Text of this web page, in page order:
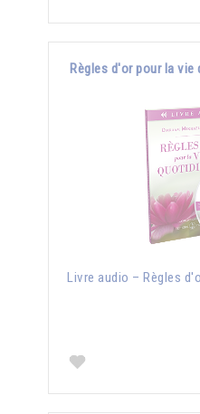
Règles d'or pour la
Livre audio – Règles